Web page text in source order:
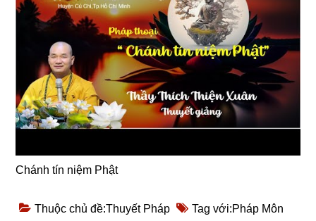
Chánh tín niệm Phật
Thuộc chủ đề:Thuyết Pháp Tag với:Pháp Môn